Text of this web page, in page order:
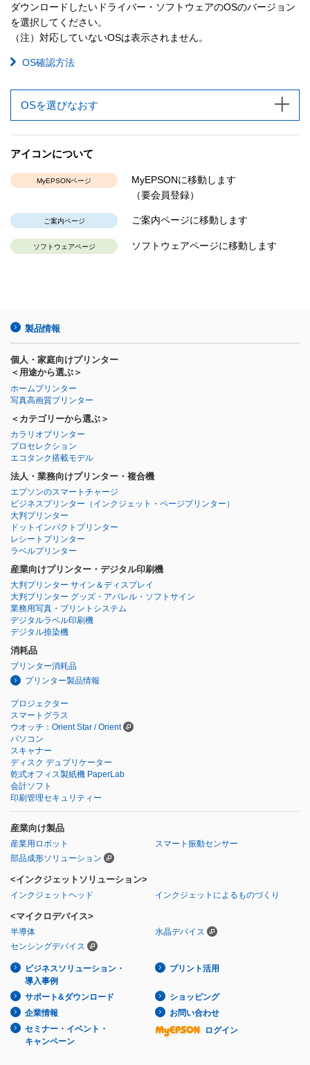
ダウンロードしたいドライバー・ソフトウェアのOSのバージョン
を選択してください。
（注）対応していないOSは表示されません。
OS確認方法
OSを選びなおす
アイコンについて
MyEPSONページ
MyEPSONに移動します
（要会員登録）
ご案内ページ ご案内ページに移動します
ソフトウェアページ ソフトウェアページに移動します
製品情報
個人・家庭向けプリンター
＜用途から選ぶ＞
ホームプリンター
写真高画質プリンター
＜カテゴリーから選ぶ＞
カラリオプリンター
プロセレクション
エコタンク搭載モデル
法人・業務向けプリンター・複合機
エプソンのスマートチャージ
ビジネスプリンター （インクジェット・ページプリンター）
大判プリンター
ドットインパクトプリンター
レシートプリンター
ラベルプリンター
産業向けプリンター・デジタル印刷機
大判プリンター サイン＆ディスプレイ
大判プリンター グッズ・アパレル・ソフトサイン
業務用写真・プリントシステム
デジタルラベル印刷機
デジタル捺染機
消耗品
プリンター消耗品
プリンター製品情報
プロジェクター
スマートグラス
ウオッチ：Orient Star / Orient
パソコン
スキャナー
ディスク デュプリケーター
乾式オフィス製紙機 PaperLab
会計ソフト
印刷管理セキュリティー
産業向け製品
産業用ロボット
スマート振動センサー
部品成形ソリューション
<インクジェットソリューション>
インクジェットヘッド インクジェットによるものづくり
<マイクロデバイス>
半導体
水晶デバイス
センシングデバイス
ビジネスソリューション・
導入事例
プリント活用
サポート&ダウンロード
ショッピング
企業情報
お問い合わせ
セミナー・イベント・
キャンペーン
ログイン